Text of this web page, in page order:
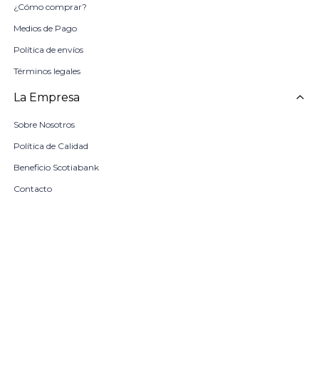
¿Cómo comprar?
Medios de Pago
Política de envíos
Términos legales
La Empresa
Sobre Nosotros
Política de Calidad
Beneficio Scotiabank
Contacto